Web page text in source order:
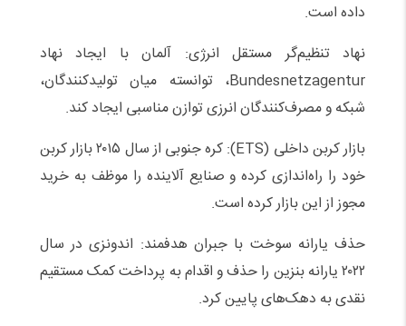
داده است.
نهاد تنظیم‌گر مستقل انرژی: آلمان با ایجاد نهاد
Bundesnetzagentur، توانسته میان تولیدکنندگان،
شبکه و مصرف‌کنندگان انرزی توازن مناسبی ایجاد کند.
بازار کربن داخلی (ETS): کره جنوبی از سال ۲۰۱۵ بازار کربن
خود را راه‌اندازی کرده و صنایع آلاینده را موظف به خرید
مجوز از این بازار کرده است.
حذف یارانه سوخت با جبران هدفمند: اندونزی در سال
۲۰۲۲ یارانه بنزین را حذف و اقدام به پرداخت کمک مستقیم
نقدی به دهک‌های پایین کرد.